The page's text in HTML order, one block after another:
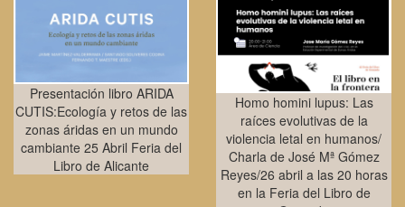
Presentación libro ARIDA
CUTIS:Ecología y retos de las
zonas áridas en un mundo
cambiante 25 Abril Feria del
Libro de Alicante
Homo homini lupus: Las
raíces evolutivas de la
violencia letal en humanos/
Charla de José Mª Gómez
Reyes/26 abril a las 20 horas
en la Feria del Libro de